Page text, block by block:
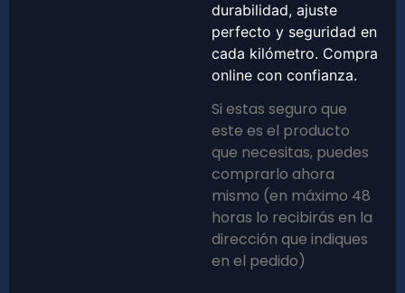
durabilidad, ajuste
perfecto y seguridad en
cada kilómetro. Compra
online con confianza.
Si estas seguro que
este es el producto
que necesitas, puedes
comprarlo ahora
mismo (en máximo 48
horas lo recibirás en la
dirección que indiques
en el pedido)